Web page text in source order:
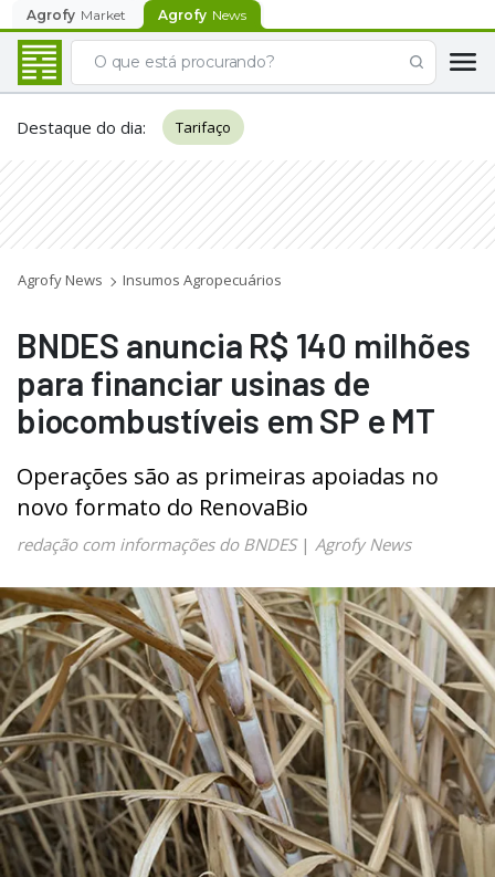
Agrofy Market Agrofy News
Destaque do dia: Tarifaço
Agrofy News Insumos Agropecuários
BNDES anuncia R$ 140 milhões
para financiar usinas de
biocombustíveis em SP e MT
Operações são as primeiras apoiadas no
novo formato do RenovaBio
redação com informações do BNDES| Agrofy News